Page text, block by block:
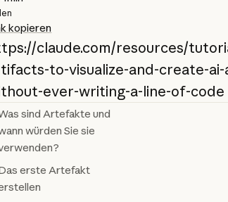
kopieren
claude.com/resources/
to-visualize-and-create-ai-
ever-writing-a-line-of-code
sind Artefakte und
würden Sie sie
erste Artefakt